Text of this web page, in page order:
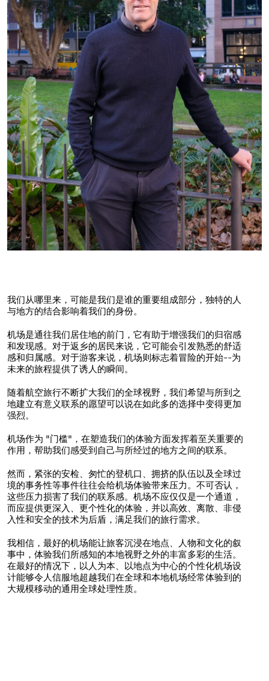
我们从哪里来，可能是我们是谁的重要组成部分，独特的人
与地方的结合影响着我们的身份。
机场是通往我们居住地的前门，它有助于增强我们的归宿感
和发现感。对于返乡的居民来说，它可能会引发熟悉的舒适
感和归属感。对于游客来说，机场则标志着冒险的开始--为
未来的旅程提供了诱人的瞬间。
随着航空旅行不断扩大我们的全球视野，我们希望与所到之
地建立有意义联系的愿望可以说在如此多的选择中变得更加
强烈。
机场作为 "门槛"，在塑造我们的体验方面发挥着至关重要的
作用，帮助我们感受到自己与所经过的地方之间的联系。
然而，紧张的安检、匆忙的登机口、拥挤的队伍以及全球过
境的事务性等事件往往会给机场体验带来压力。不可否认，
这些压力损害了我们的联系感。机场不应仅仅是一个通道，
而应提供更深入、更个性化的体验，并以高效、离散、非侵
入性和安全的技术为后盾，满足我们的旅行需求。
我相信，最好的机场能让旅客沉浸在地点、人物和文化的叙
事中，体验我们所感知的本地视野之外的丰富多彩的生活。
在最好的情况下，以人为本、以地点为中心的个性化机场设
计能够令人信服地超越我们在全球和本地机场经常体验到的
大规模移动的通用全球处理性质。